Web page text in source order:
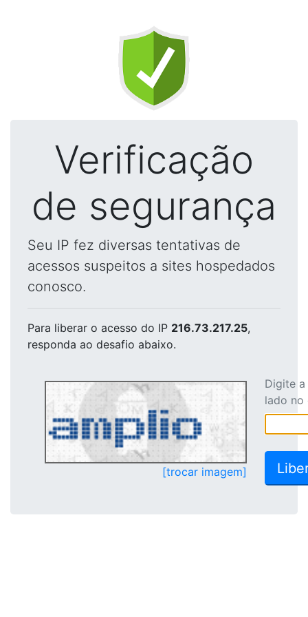
Verificação
de segurança
Seu IP fez diversas tentativas de
acessos suspeitos a sites hospedados
conosco.
Para liberar o acesso do IP 216.73.217.25,
responda ao desafio abaixo.
[trocar imagem]
Digite
lado no